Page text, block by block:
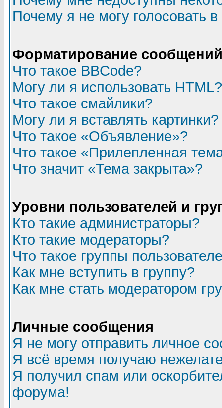
Почему я не могу голосовать
Форматирование
Что такое BBCode?
Могу ли я использовать HTML?
Что такое смайлики?
Могу ли я вставлять картинки?
Что такое «Объявление»?
Что такое «Прилепленная
Что значит «Тема закрыта»?
Уровни пользователей и
Кто такие администраторы?
Кто такие модераторы?
Что такое группы
Как мне вступить в группу?
Как мне стать модератором
Личные сообщения
Я не могу отправить личное
Я всё время получаю
Я получил спам или
форума!